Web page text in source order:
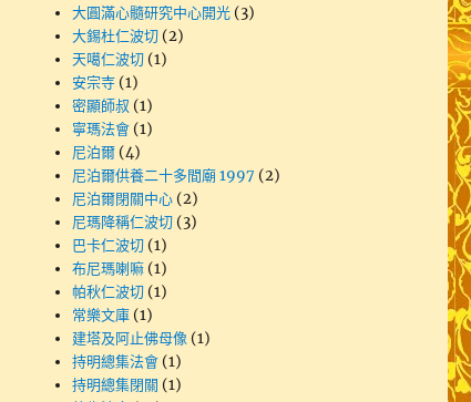
大圓滿心髓研究中心開光 (3)
大錫杜仁波切 (2)
天噶仁波切 (1)
安宗寺 (1)
密顯師叔 (1)
寧瑪法會 (1)
尼泊爾 (4)
尼泊爾供養二十多間廟 1997 (2)
尼泊爾閉關中心 (2)
尼瑪降稱仁波切 (3)
巴卡仁波切 (1)
布尼瑪喇嘛 (1)
帕秋仁波切 (1)
常樂文庫 (1)
建塔及阿止佛母像 (1)
持明總集法會 (1)
持明總集閉關 (1)